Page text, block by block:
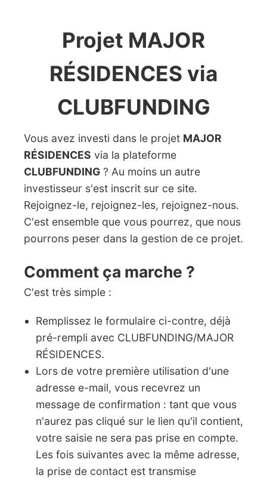
Projet MAJOR
RÉSIDENCES via
CLUBFUNDING
Vous avez investi dans le projet MAJOR
RÉSIDENCES via la plateforme
CLUBFUNDING ? Au moins un autre
investisseur s'est inscrit sur ce site.
Rejoignez-le, rejoignez-les, rejoignez-nous.
C'est ensemble que vous pourrez, que nous
pourrons peser dans la gestion de ce projet.
Comment ça marche ?
C'est très simple :
Remplissez le formulaire ci-contre, déjà
pré-rempli avec CLUBFUNDING/MAJOR
RÉSIDENCES.
Lors de votre première utilisation d'une
adresse e-mail, vous recevrez un
message de confirmation : tant que vous
n'aurez pas cliqué sur le lien qu'il contient,
votre saisie ne sera pas prise en compte.
Les fois suivantes avec la même adresse,
la prise de contact est transmise